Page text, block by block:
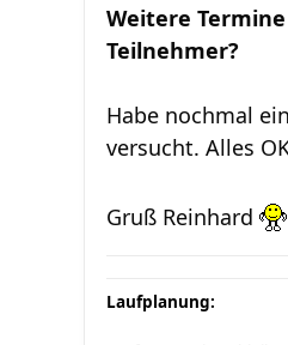
Weitere
Teilnehmer?
Habe nochmal
versucht. Alles
Gruß Reinhard
Laufplanung: